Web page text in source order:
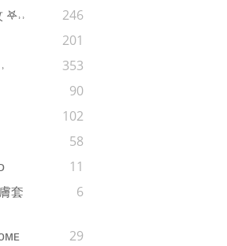
𖤐˒˒‪‪
246
201
353
90
102
58
11
套
6
29